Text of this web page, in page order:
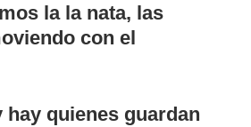
la la nata, las
con el
quienes guardan